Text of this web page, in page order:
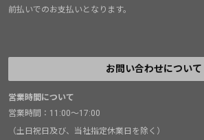
前払いでのお支払いとなります。
お問い合わせについて
営業時間について
営業時間：11:00～17:00
（土日祝日及び、当社指定休業日を除く）